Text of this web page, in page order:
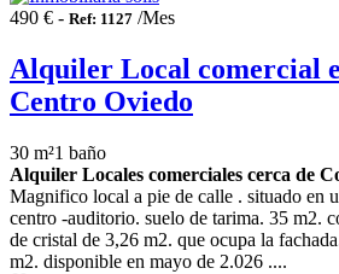
490 € - Ref: 1127 /Mes
Alquiler Local comercial
Centro Oviedo
30 m²1 baño
Alquiler Locales comerciales cerca de
Magnifico local a pie de calle . situado en
centro -auditorio. suelo de tarima. 35 m2.
de cristal de 3,26 m2. que ocupa la
m2. disponible en mayo de 2.026 ....